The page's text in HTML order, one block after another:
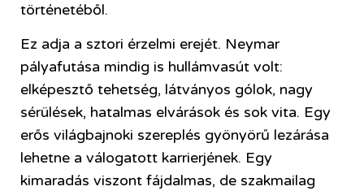
történetéből.
Ez adja a sztori érzelmi erejét. Neymar
pályafutása mindig is hullámvasút volt:
elképesztő tehetség, látványos gólok, nagy
sérülések, hatalmas elvárások és sok vita. Egy
erős világbajnoki szereplés gyönyörű lezárása
lehetne a válogatott karrierjének. Egy
kimaradás viszont fájdalmas, de szakmailag